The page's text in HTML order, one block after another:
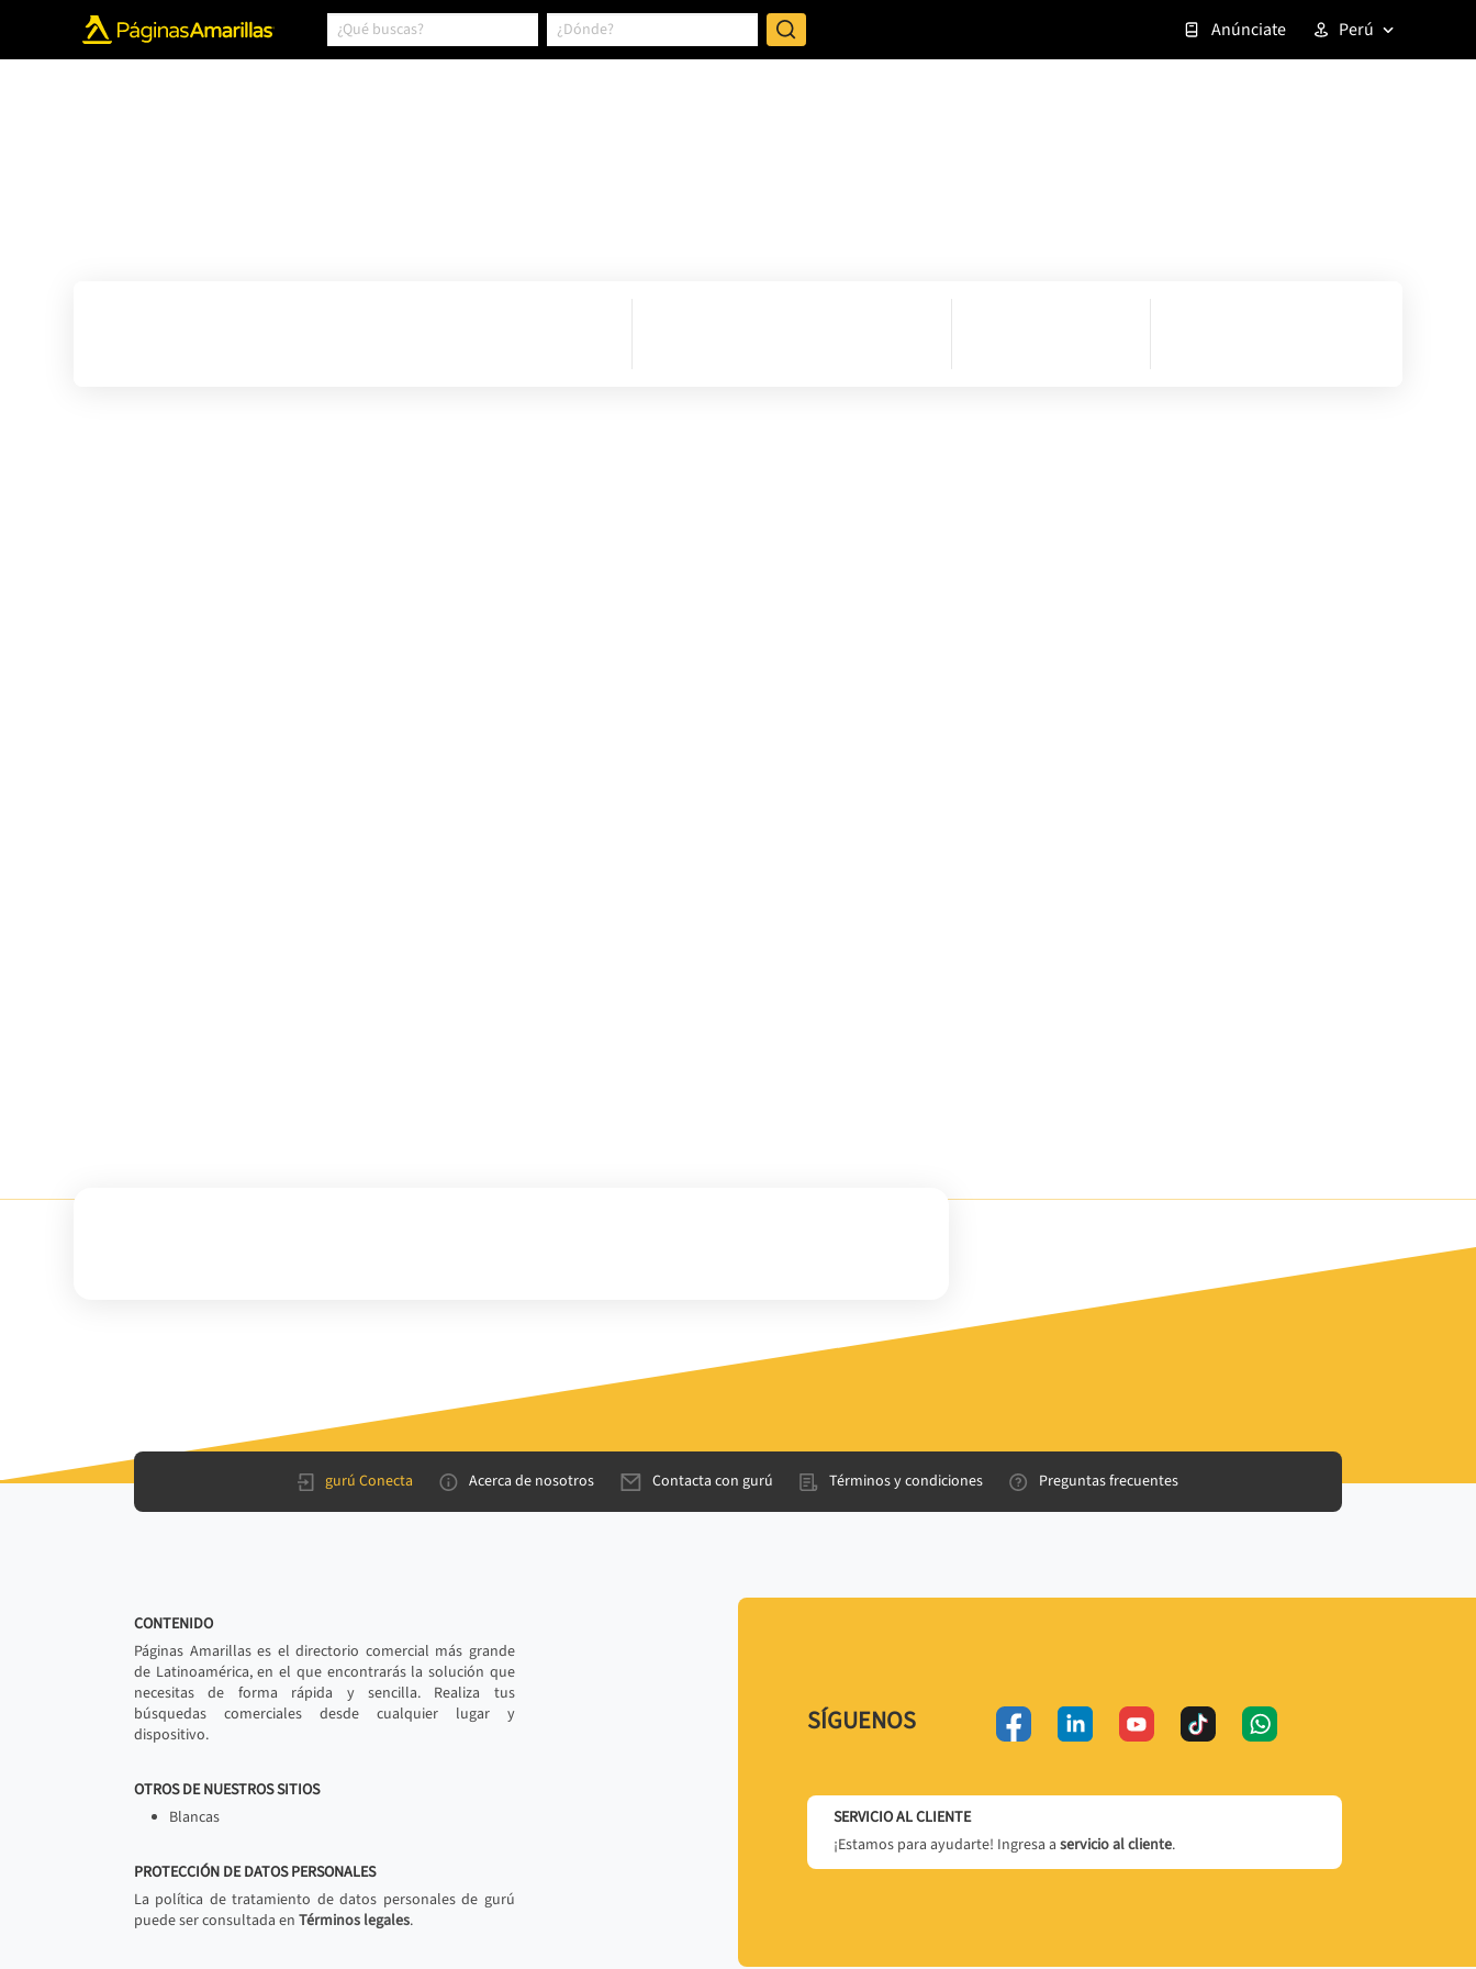
Anúnciate Perú
gurú Conecta Acerca de nosotros Contacta con gurú Términos y condiciones Preguntas frecuentes
CONTENIDO
Páginas Amarillas es el directorio comercial más grande
de Latinoamérica, en el que encontrarás la solución que
necesitas de forma rápida y sencilla. Realiza tus
búsquedas comerciales desde cualquier lugar y
dispositivo.
OTROS DE NUESTROS SITIOS
Blancas
PROTECCIÓN DE DATOS PERSONALES
La política de tratamiento de datos personales de gurú
puede ser consultada en Términos legales.
SÍGUENOS
SERVICIO AL CLIENTE
¡Estamos para ayudarte! Ingresa a servicio al cliente.